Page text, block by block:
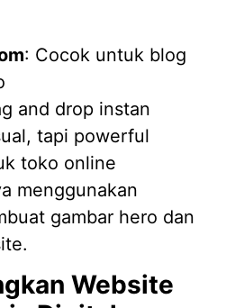
: Cocok untuk blog
and drop instan
tapi powerful
toko online
menggunakan
gambar hero dan
Website